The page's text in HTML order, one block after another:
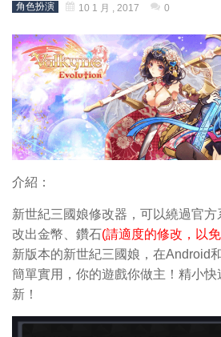
角色扮演 10 1 月 , 2017 0
介紹：
新世紀三國娘修改器，可以繞過官
改出金幣、鑽石(請適度的修改，以
新版本的新世紀三國娘，在Android
簡單實用，你的遊戲你做主！精小
新！